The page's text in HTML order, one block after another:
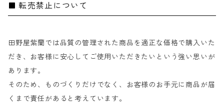
転売禁止について
田野屋紫蘭では品質の管理された商品を適正な価格で購入いた
だき、お客様に安心してご使用いただきたいという強い思いが
あります。
そのため、ものづくりだけでなく、お客様のお手元に商品が届
くまで責任があると考えています。